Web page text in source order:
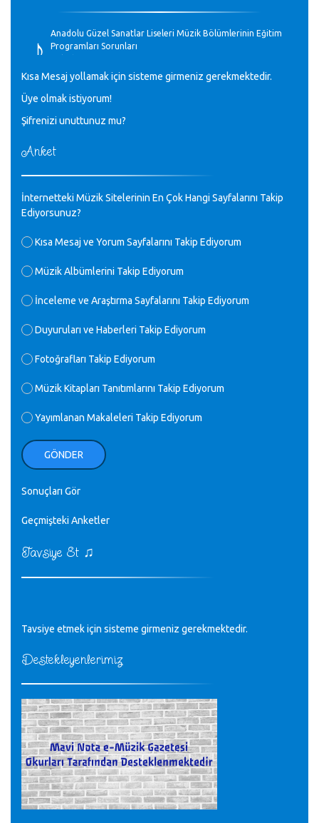
♪
Anadolu Güzel Sanatlar Liseleri Müzik Bölümlerinin Eğitim
Programları Sorunları
♪
GEÇMİŞ OLSUN TÜRKİYE!
Mavi Nota - 07.02.2023
♪
30 yıl sonra karşılaşmak çok güzel Kurtuluş, teveccüh
M.Semih Baylan - 08.01.2023
♪
Değerli Müfit hocama en içten sevgi saygılarımı iletin
yaptım.1994 yılında derginin bu daldaki ödülüne layık
görülmüştüm evde yıllar sonra plaketi buldum hadi bir
de verdiği ödülü değerli hocam arşivinde fotoğraf larımız ile
herkese en derin saygılarımı sunarım.Ne olur hocamın
Kurtuluş Çelebi - 07.01.2023
♪
♪
Biliyorum Cüneyt bey, yazımda da böyle bir şey demedim
♪
sayın müfit bey bilgilerinizi kontrol edi 6440 sayılı cso
CÜNEYT BALKIZ - 15.11.2022
Kısa Mesaj yollamak için sisteme girmeniz gerekmektedir.
Üye olmak istiyorum!
Şifrenizi unuttunuz mu?
Anket
İnternetteki Müzik Sitelerinin En Çok Hangi Sayfalarını Takip
Ediyorsunuz?
Kısa Mesaj ve Yorum Sayfalarını Takip Ediyorum
Müzik Albümlerini Takip Ediyorum
İnceleme ve Araştırma Sayfalarını Takip Ediyorum
Duyuruları ve Haberleri Takip Ediyorum
Fotoğrafları Takip Ediyorum
Müzik Kitapları Tanıtımlarını Takip Ediyorum
Yayımlanan Makaleleri Takip Ediyorum
GÖNDER
Sonuçları Gör
Geçmişteki Anketler
Tavsiye Et ♫
Tavsiye etmek için sisteme girmeniz gerekmektedir.
Destekleyenlerimiz